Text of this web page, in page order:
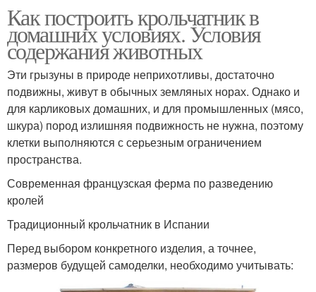
Как построить крольчатник в
домашних условиях. Условия
содержания животных
Эти грызуны в природе неприхотливы, достаточно
подвижны, живут в обычных земляных норах. Однако и
для карликовых домашних, и для промышленных (мясо,
шкура) пород излишняя подвижность не нужна, поэтому
клетки выполняются с серьезным ограничением
пространства.
Современная французская ферма по разведению
кролей
Традиционный крольчатник в Испании
Перед выбором конкретного изделия, а точнее,
размеров будущей самоделки, необходимо учитывать: